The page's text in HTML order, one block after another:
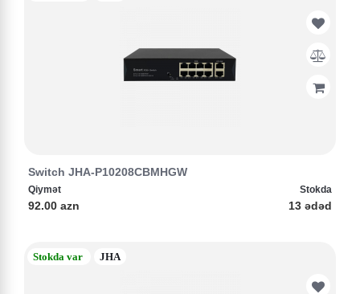
Switch JHA-P10208CBMHGW
Qiymət
92.00 azn
Stokda
13 ədəd
Stokda var JHA